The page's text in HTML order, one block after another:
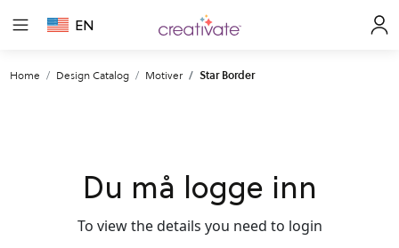
EN
Home Design Catalog Motiver Star Border
Du må logge inn
To view the details you need to login